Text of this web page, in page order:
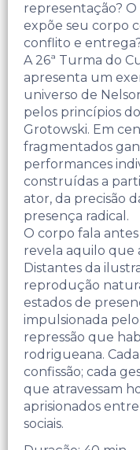
representação?
expõe seu corpo
conflito e
A 26ª Turma do
apresenta um
universo de
pelos princípios
Grotowski. Em
fragmentados
performances
construídas a
ator, da precisão
presença radical.
O corpo fala
revela aquilo que
Distantes da
reprodução
estados de
impulsionada
repressão que
rodrigueana.
confissão; cada
que atravessam
aprisionados
sociais.